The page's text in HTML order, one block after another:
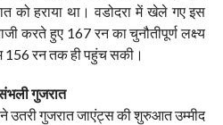
को हराया था। वडोदरा में खेले गए इस
करते हुए 167 रन का चुनौतीपूर्ण लक्ष्य
156 रन तक ही पहुंच सकी।
गुजरात
उतरी गुजरात जाएंट्स की शुरुआत उम्मीद